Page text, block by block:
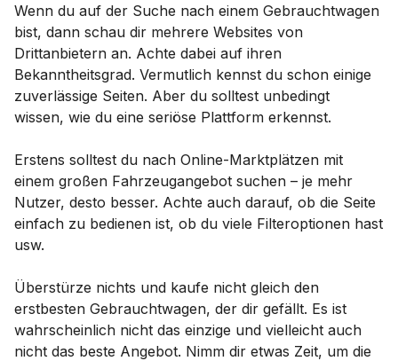
Wenn du auf der Suche nach einem Gebrauchtwagen
bist, dann schau dir mehrere Websites von
Drittanbietern an. Achte dabei auf ihren
Bekanntheitsgrad. Vermutlich kennst du schon einige
zuverlässige Seiten. Aber du solltest unbedingt
wissen, wie du eine seriöse Plattform erkennst.
Erstens solltest du nach Online-Marktplätzen mit
einem großen Fahrzeugangebot suchen – je mehr
Nutzer, desto besser. Achte auch darauf, ob die Seite
einfach zu bedienen ist, ob du viele Filteroptionen hast
usw.
Überstürze nichts und kaufe nicht gleich den
erstbesten Gebrauchtwagen, der dir gefällt. Es ist
wahrscheinlich nicht das einzige und vielleicht auch
nicht das beste Angebot. Nimm dir etwas Zeit, um die